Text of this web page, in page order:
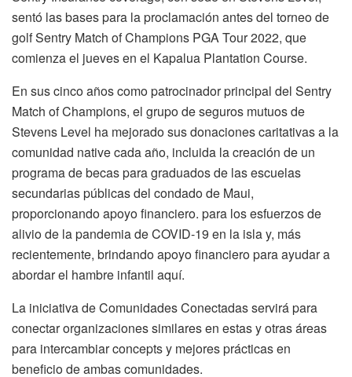
sentó las bases para la proclamación antes del torneo de
golf Sentry Match of Champions PGA Tour 2022, que
comienza el jueves en el Kapalua Plantation Course.
En sus cinco años como patrocinador principal del Sentry
Match of Champions, el grupo de seguros mutuos de
Stevens Level ha mejorado sus donaciones caritativas a la
comunidad native cada año, incluida la creación de un
programa de becas para graduados de las escuelas
secundarias públicas del condado de Maui,
proporcionando apoyo financiero. para los esfuerzos de
alivio de la pandemia de COVID-19 en la isla y, más
recientemente, brindando apoyo financiero para ayudar a
abordar el hambre infantil aquí.
La iniciativa de Comunidades Conectadas servirá para
conectar organizaciones similares en estas y otras áreas
para intercambiar concepts y mejores prácticas en
beneficio de ambas comunidades.